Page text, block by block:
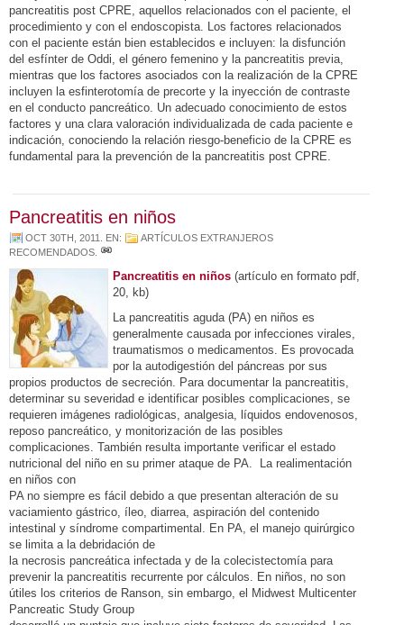
pancreatitis post CPRE, aquellos relacionados con el paciente, el
procedimiento y con el endoscopista. Los factores relacionados
con el paciente están bien establecidos e incluyen: la disfunción
del esfínter de Oddi, el género femenino y la pancreatitis previa,
mientras que los factores asociados con la realización de la CPRE
incluyen la esfinterotomía de precorte y la inyección de contraste
en el conducto pancreático. Un adecuado conocimiento de estos
factores y una clara valoración individualizada de cada paciente e
indicación, conociendo la relación riesgo-beneficio de la CPRE es
fundamental para la prevención de la pancreatitis post CPRE.
Pancreatitis en niños
OCT 30TH, 2011 . EN:
ARTÍCULOS EXTRANJEROS
RECOMENDADOS
Pancreatitis en niños (artículo en formato pdf,
20, kb)
La pancreatitis aguda (PA) en niños es
generalmente causada por infecciones virales,
traumatismos o medicamentos. Es provocada
por la autodigestión del páncreas por sus
propios productos de secreción. Para documentar la pancreatitis,
determinar su severidad e identificar posibles complicaciones, se
requieren imágenes radiológicas, analgesia, líquidos endovenosos,
reposo pancreático, y monitorización de las posibles
complicaciones. También resulta importante verificar el estado
nutricional del niño en su primer ataque de PA. La realimentación
en niños con
PA no siempre es fácil debido a que presentan alteración de su
vaciamiento gástrico, íleo, diarrea, aspiración del contenido
intestinal y síndrome compartimental. En PA, el manejo quirúrgico
se limita a la debridación de
la necrosis pancreática infectada y de la colecistectomía para
prevenir la pancreatitis recurrente por cálculos. En niños, no son
útiles los criterios de Ranson, sin embargo, el Midwest Multicenter
Pancreatic Study Group